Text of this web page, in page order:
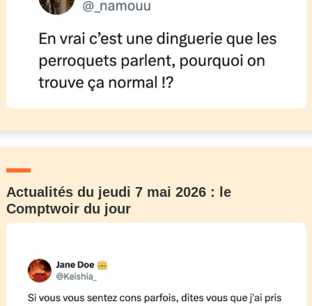
Actualités du jeudi 7 mai 2026 : le
Comptwoir du jour